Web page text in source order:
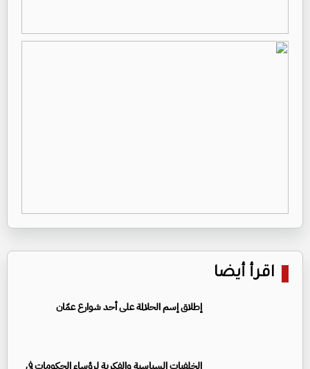
اقرأ أيضا
إطلاق إسم الحلالمة على أحد شوارع عمّان
الخلفيات السياسية والفكرية لرؤساء الحكومات في